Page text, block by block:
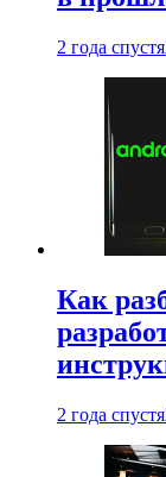
2 года спустя
Как
2 года спустя